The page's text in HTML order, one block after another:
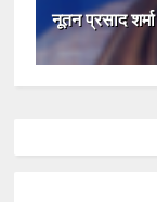
नूतन प्रसाद